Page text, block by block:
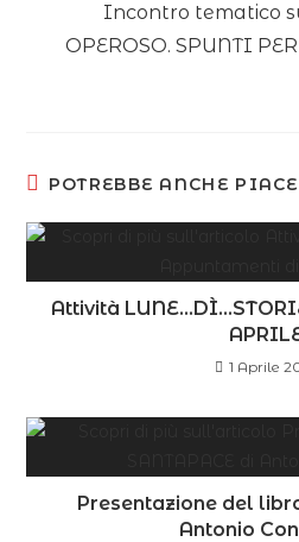
Incontro tematico
OPEROSO. SPUNTI
POTREBBE ANCHE
Attività
1 Aprile
Presentazione del
Antonio